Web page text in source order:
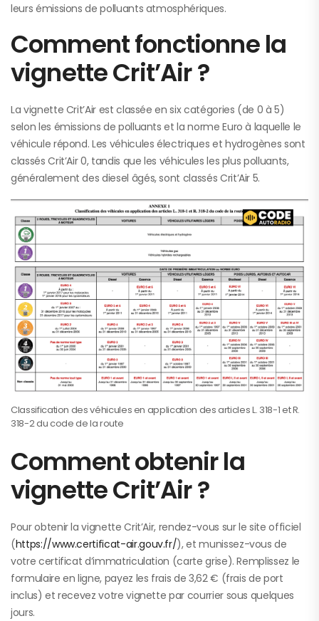
leurs émissions de polluants atmosphériques.
Comment fonctionne la
vignette Crit’Air ?
La vignette Crit’Air est classée en six catégories (de 0 à 5)
selon les émissions de polluants et la norme Euro à laquelle le
véhicule répond. Les véhicules électriques et hydrogènes sont
classés Crit’Air 0, tandis que les véhicules les plus polluants,
généralement des diesel âgés, sont classés Crit’Air 5.
Classification des véhicules en application des articles L. 318-1 et R.
318-2 du code de la route
Comment obtenir la
vignette Crit’Air ?
Pour obtenir la vignette Crit’Air, rendez-vous sur le site officiel
(https://www.certificat-air.gouv.fr/), et munissez-vous de
votre certificat d’immatriculation (carte grise). Remplissez le
formulaire en ligne, payez les frais de 3,62 € (frais de port
inclus) et recevez votre vignette par courrier sous quelques
jours.